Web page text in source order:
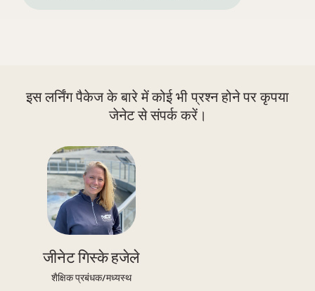
इस लर्निंग पैकेज के बारे में कोई भी प्रश्न होने पर कृपया
जेनेट से संपर्क करें।
जीनेट गिस्के हजेले
शैक्षिक प्रबंधक/मध्यस्थ